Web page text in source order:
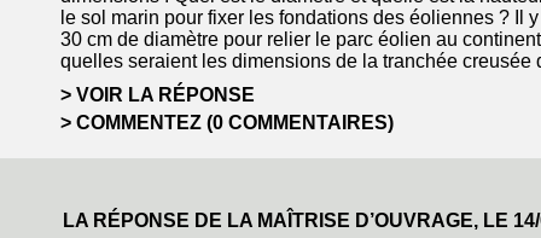
le sol marin pour fixer les fondations des éoliennes ? Il
30 cm de diamètre pour relier le parc éolien au
quelles seraient les dimensions de la tranchée creusée
VOIR LA RÉPONSE
COMMENTEZ (0 COMMENTAIRES)
LA RÉPONSE DE LA MAÎTRISE D’OUVRAGE, LE